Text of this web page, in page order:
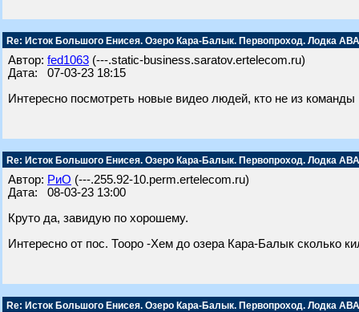
Re: Исток Большого Енисея. Озеро Кара-Балык. Первопроход. Лодка
Автор: fed1063 (---.static-business.saratov.ertelecom.ru)
Дата: 07-03-23 18:15
Интересно посмотреть новые видео людей, кто не из
Re: Исток Большого Енисея. Озеро Кара-Балык. Первопроход. Лодка
Автор: РиО (---.255.92-10.perm.ertelecom.ru)
Дата: 08-03-23 13:00
Круто да, завидую по хорошему.
Интересно от пос. Тооро -Хем до озера Кара-Балык сколько
Re: Исток Большого Енисея. Озеро Кара-Балык. Первопроход. Лодка